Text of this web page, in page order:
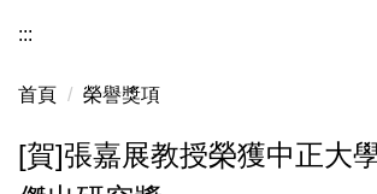
:::
首頁 榮譽獎項
[賀]張嘉展教授榮獲中正大